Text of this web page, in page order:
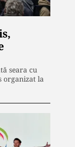
seara cu
organizat la